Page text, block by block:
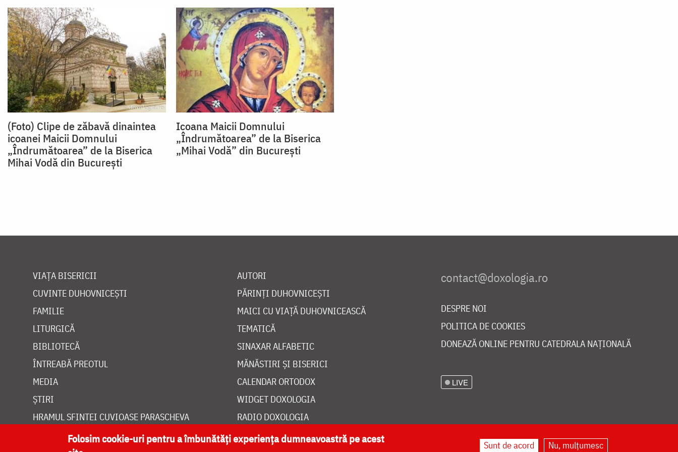
(Foto) Clipe de zăbavă dinaintea
icoanei Maicii Domnului
„Îndrumătoarea” de la Biserica
Mihai Vodă din București
Icoana Maicii Domnului
„Îndrumătoarea” de la Biserica
„Mihai Vodă” din București
VIAȚA BISERICII
CUVINTE DUHOVNICEȘTI
FAMILIE
LITURGICĂ
BIBLIOTECĂ
ÎNTREABĂ PREOTUL
MEDIA
ȘTIRI
HRAMUL SFINTEI CUVIOASE PARASCHEVA
AUTORI
PĂRINȚI DUHOVNICEȘTI
MAICI CU VIAȚĂ DUHOVNICEASCĂ
TEMATICĂ
SINAXAR ALFABETIC
MĂNĂSTIRI ȘI BISERICI
CALENDAR ORTODOX
WIDGET DOXOLOGIA
RADIO DOXOLOGIA
DESPRE NOI
POLITICA DE COOKIES
DONEAZĂ ONLINE PENTRU CATEDRALA NAȚIONALĂ
LIVE
Folosim cookie-uri pentru a îmbunătăți experiența dumneavoastră pe acest
Sunt de acord Nu, mulțumesc